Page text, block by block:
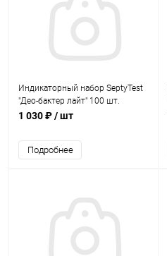
Индикаторный набор SeptyTest
"Део-бактер лайт" 100 шт.
1 030 ₽/ шт
Подробнее